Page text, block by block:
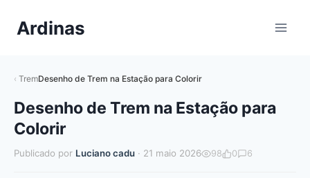
paraArdinas
TremDesenho de Trem na Estação para Colorir
Desenho de Trem na Estação para
Colorir
Publicado por Luciano cadu · 21 maio 2026 98 0 6